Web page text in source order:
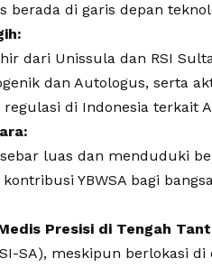
berada di garis depan
dari Unissula dan RSI
dan Autologus, serta
regulasi di Indonesia terkait
luas dan menduduki
YBWSA bagi
Presisi di Tengah
SA), meskipun berlokasi